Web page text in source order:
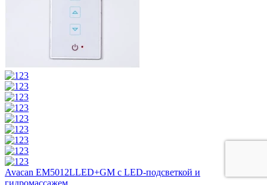
Avacan EM5012LLED+GM с LED-подсветкой и
гидромассажем